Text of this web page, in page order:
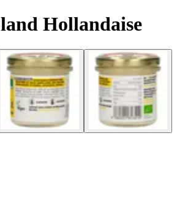
Hollandaise